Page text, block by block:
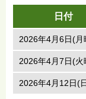
日付
2026年4月6日(月
2026年4月7日(火
2026年4月12日(